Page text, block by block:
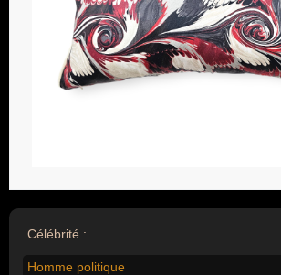
Célébrité :
Homme politique